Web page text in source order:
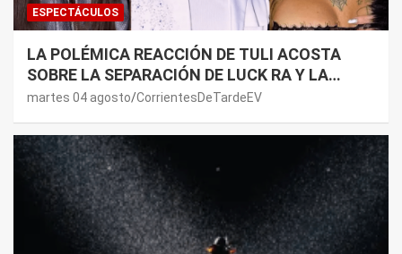
ESPECTÁCULOS
LA POLÉMICA REACCIÓN DE TULI ACOSTA
SOBRE LA SEPARACIÓN DE LUCK RA Y LA
JOAQUI: “¿MI VERDAD?”
martes 04 agosto CorrientesDeTardeEV